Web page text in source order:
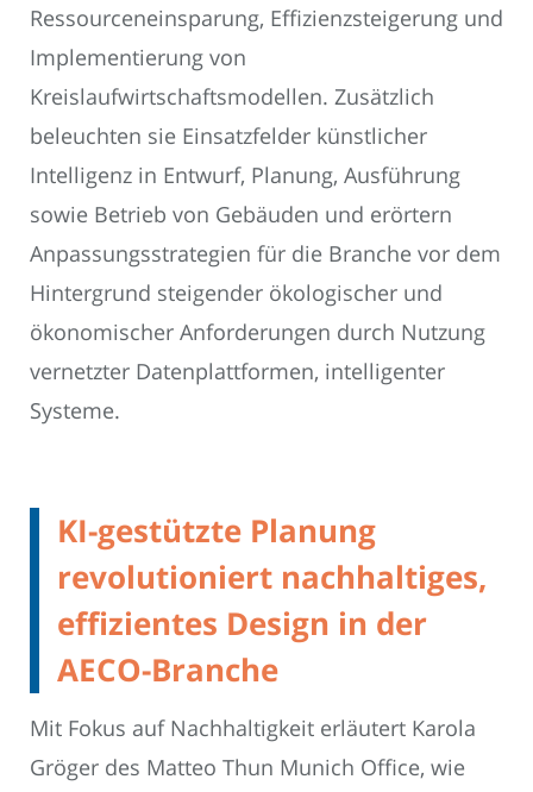
Ressourceneinsparung, Effizienzsteigerung und
Implementierung von
Kreislaufwirtschaftsmodellen. Zusätzlich
beleuchten sie Einsatzfelder künstlicher
Intelligenz in Entwurf, Planung, Ausführung
sowie Betrieb von Gebäuden und erörtern
Anpassungsstrategien für die Branche vor dem
Hintergrund steigender ökologischer und
ökonomischer Anforderungen durch Nutzung
vernetzter Datenplattformen, intelligenter
Systeme.
KI-gestützte Planung
revolutioniert nachhaltiges,
effizientes Design in der
AECO-Branche
Mit Fokus auf Nachhaltigkeit erläutert Karola
Gröger des Matteo Thun Munich Office, wie